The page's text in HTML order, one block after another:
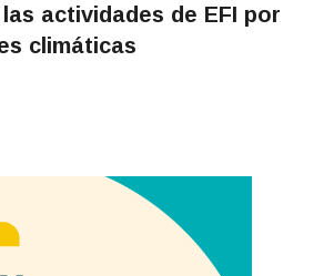
actividades de EFI por
climáticas